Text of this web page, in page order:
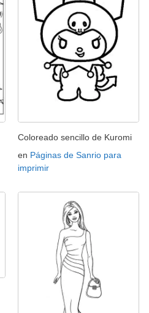
Coloreado sencillo de Kuromi
en Páginas de Sanrio para
imprimir